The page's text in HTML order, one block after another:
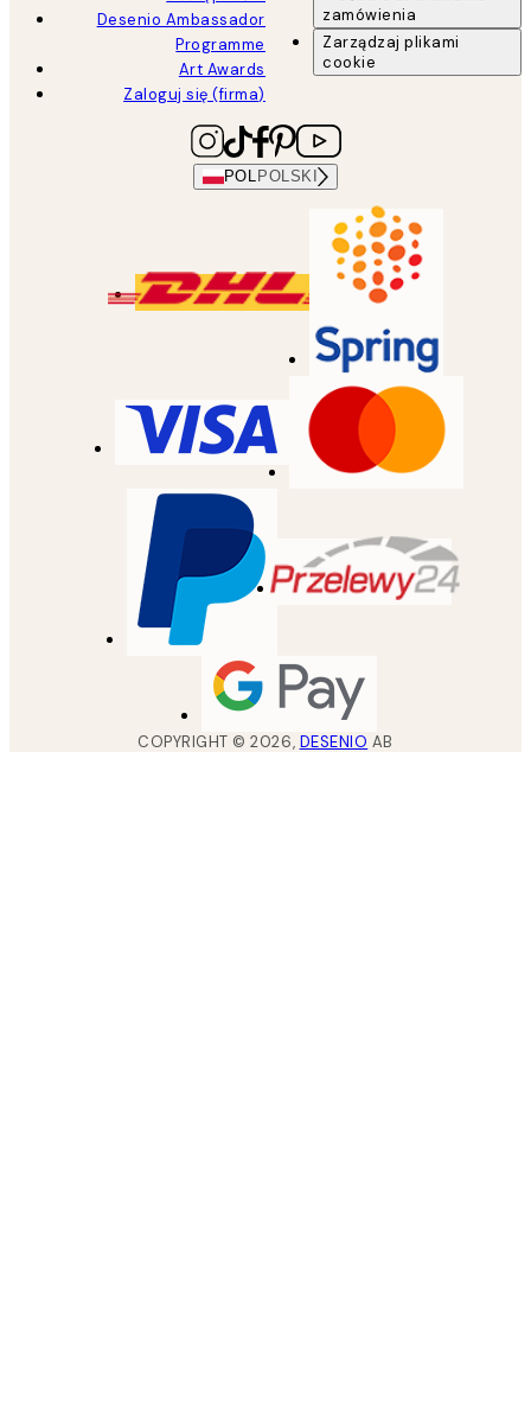
Desenio Ambassador
Programme
Art Awards
Zaloguj się (firma)
zamówienia
Zarządzaj plikami
cookie
POL POLSKI
COPYRIGHT ©2026, DESENIO AB